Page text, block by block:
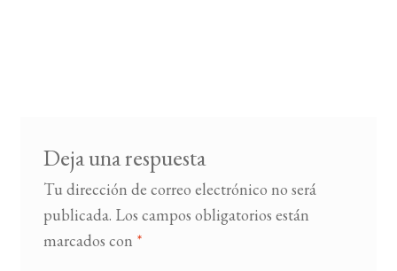
Deja una respuesta
Tu dirección de correo electrónico no será
publicada. Los campos obligatorios están
marcados con *